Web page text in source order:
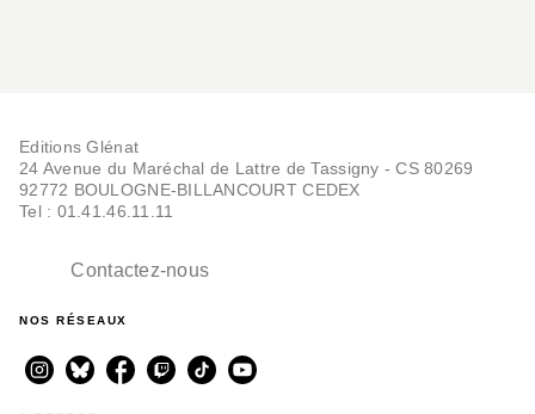
Editions Glénat
24 Avenue du Maréchal de Lattre de Tassigny - CS 80269
92772 BOULOGNE-BILLANCOURT CEDEX
Tel : 01.41.46.11.11
Contactez-nous
NOS RÉSEAUX